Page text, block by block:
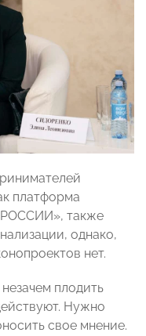
платформа
также
однако,
нет.
плодить
Нужно
свое мнение.